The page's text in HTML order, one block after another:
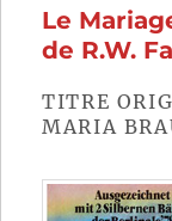
de
Le
de R.W.
TITRE
MARIA